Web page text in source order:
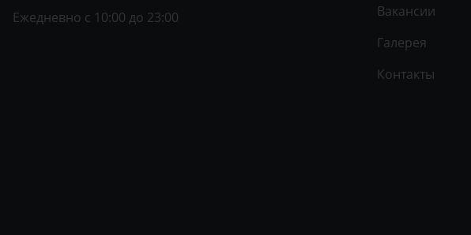
Вакансии
Галерея
Контакты
Ежедневно с 10:00 до 23:00